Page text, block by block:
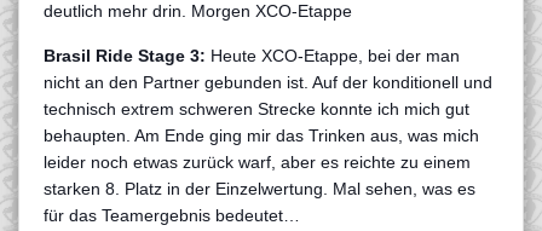
deutlich mehr drin. Morgen XCO-Etappe
Brasil Ride Stage 3: Heute XCO-Etappe, bei der man
nicht an den Partner gebunden ist. Auf der konditionell und
technisch extrem schweren Strecke konnte ich mich gut
behaupten. Am Ende ging mir das Trinken aus, was mich
leider noch etwas zurück warf, aber es reichte zu einem
starken 8. Platz in der Einzelwertung. Mal sehen, was es
für das Teamergebnis bedeutet…